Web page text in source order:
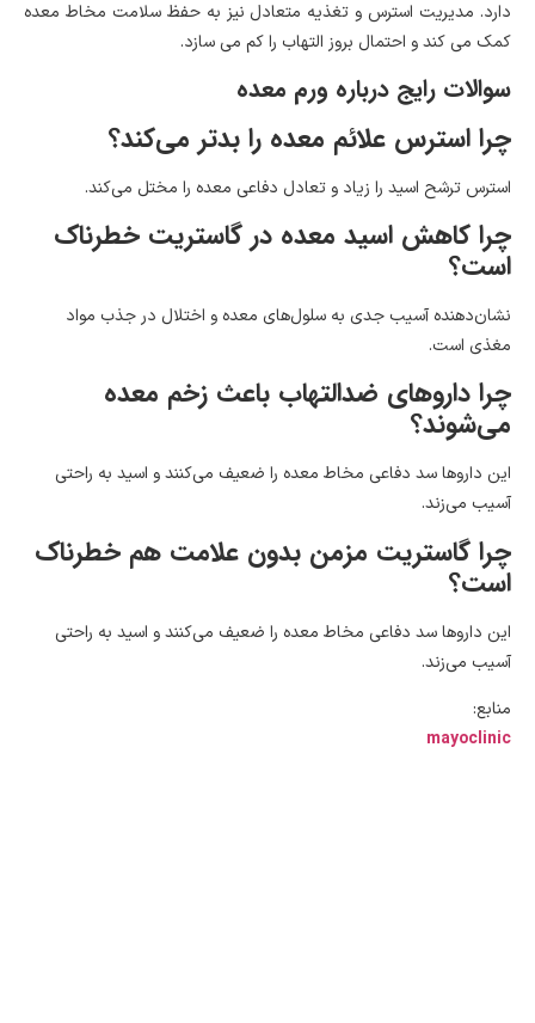
دارد. مدیریت استرس و تغذیه متعادل نیز به حفظ سلامت مخاط معده
کمک می کند و احتمال بروز التهاب را کم می سازد.
سوالات رایج درباره ورم معده
چرا استرس علائم معده را بدتر می‌کند؟
استرس ترشح اسید را زیاد و تعادل دفاعی معده را مختل می‌کند.
چرا کاهش اسید معده در گاستریت خطرناک
است؟
نشان‌دهنده آسیب جدی به سلول‌های معده و اختلال در جذب مواد
مغذی است.
چرا داروهای ضدالتهاب باعث زخم معده
می‌شوند؟
این داروها سد دفاعی مخاط معده را ضعیف می‌کنند و اسید به راحتی
آسیب می‌زند.
چرا گاستریت مزمن بدون علامت هم خطرناک
است؟
این داروها سد دفاعی مخاط معده را ضعیف می‌کنند و اسید به راحتی
آسیب می‌زند.
منابع:
mayoclinic